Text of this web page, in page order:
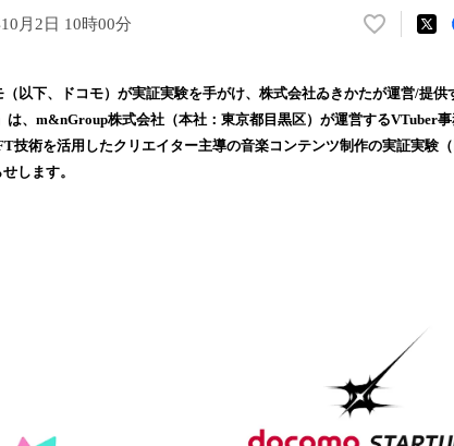
月2日 10時00分
い
！
数
を
以下、ドコモ）が実証実験を手がけ、株式会社ゐきかたが運営/提供
は、m&nGroup株式会社（本社：東京都目黒区）が運営するVTuber事
技術を活用したクリエイター主導の音楽コンテンツ制作の実証実験
します。